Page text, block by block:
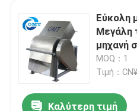
Εύκολη
Μεγάλη
μηχανή
τόνους
MOQ：1
Τιμή：
Καλύτερη τιμή